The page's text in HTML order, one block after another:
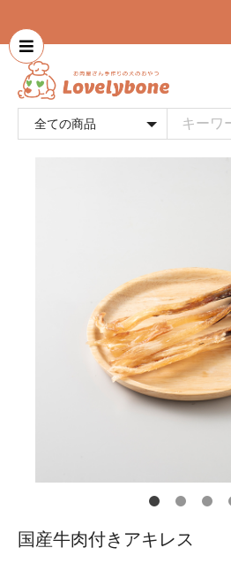
国産牛肉付きアキレス